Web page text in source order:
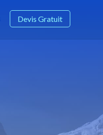
Devis Gratuit